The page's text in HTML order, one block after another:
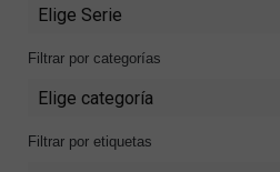
Filtrar por categorías
Filtrar por etiquetas